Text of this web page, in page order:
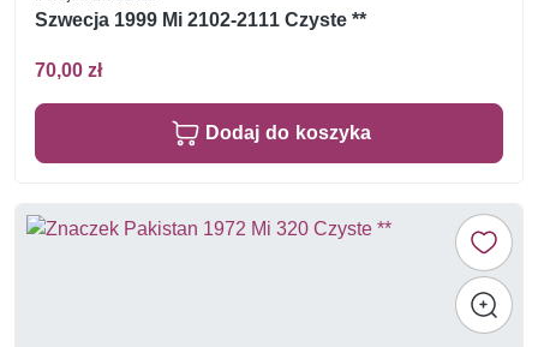
Szwecja 1999 Mi 2102-2111 Czyste **
70,00 zł
Dodaj do koszyka